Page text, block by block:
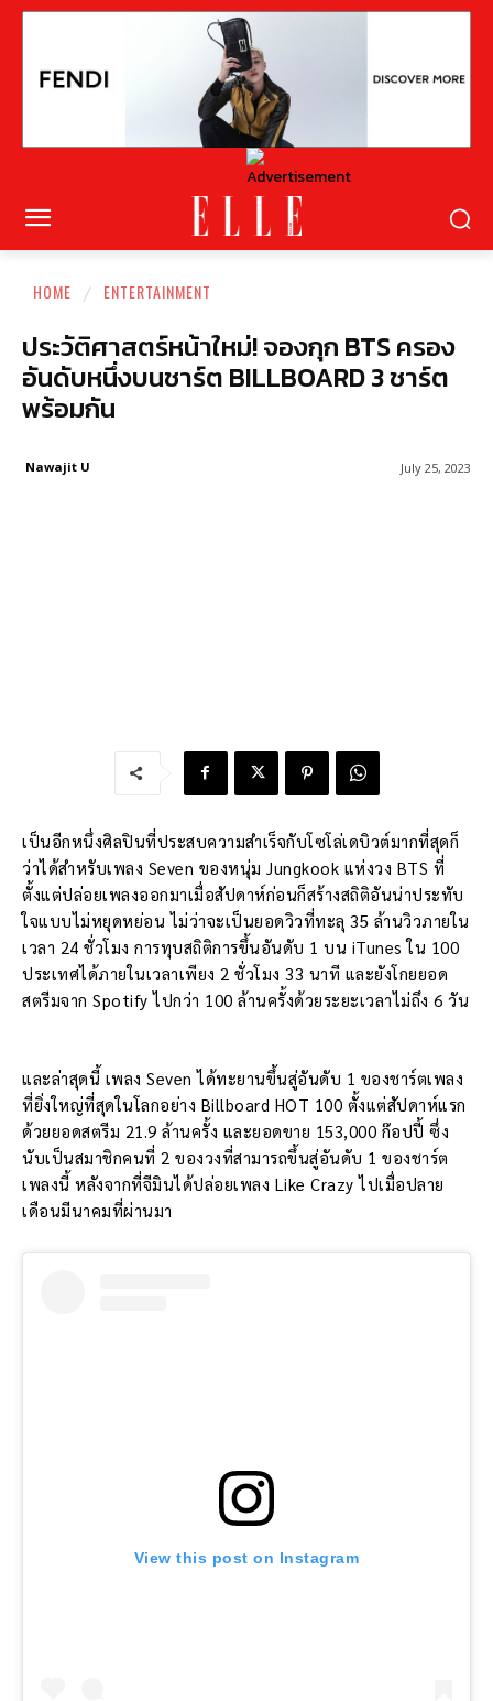
HOME ENTERTAINMENT
ประวัติศาสตร์หน้าใหม่! จองกุก BTS ครอง
อันดับหนึ่งบนชาร์ต BILLBOARD 3 ชาร์ต
พร้อมกัน
July 25, 2023
Nawajit U
เป็นอีกหนึ่งศิลปินที่ประสบความสำเร็จกับโซโล่เดบิวต์มากที่สุดก็
ว่าได้สำหรับเพลง Seven ของหนุ่ม Jungkook แห่งวง BTS ที่
ตั้งแต่ปล่อยเพลงออกมาเมื่อสัปดาห์ก่อนก็สร้างสถิติอันน่าประทับ
ใจแบบไม่หยุดหย่อน ไม่ว่าจะเป็นยอดวิวที่ทะลุ 35 ล้านวิวภายใน
เวลา 24 ชั่วโมง การทุบสถิติการขึ้นอันดับ 1 บน iTunes ใน 100
ประเทศได้ภายในเวลาเพียง 2 ชั่วโมง 33 นาที และยังโกยยอด
สตรีมจาก Spotify ไปกว่า 100 ล้านครั้งด้วยระยะเวลาไม่ถึง 6 วัน
และล่าสุดนี้ เพลง Seven ได้ทะยานขึ้นสู่อันดับ 1 ของชาร์ตเพลง
ที่ยิ่งใหญ่ที่สุดในโลกอย่าง Billboard HOT 100 ตั้งแต่สัปดาห์แรก
ด้วยยอดสตรีม 21.9 ล้านครั้ง และยอดขาย 153,000 ก๊อปปี้ ซึ่ง
นับเป็นสมาชิกคนที่ 2 ของวงที่สามารถขึ้นสู่อันดับ 1 ของชาร์ต
เพลงนี้ หลังจากที่จีมินได้ปล่อยเพลง Like Crazy ไปเมื่อปลาย
เดือนมีนาคมที่ผ่านมา
View this post on Instagram